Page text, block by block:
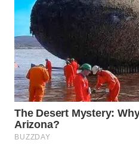
WAHANA
TANI
WAHANA
ADVOKAT
WAHANA
INFRASTRUKTUR